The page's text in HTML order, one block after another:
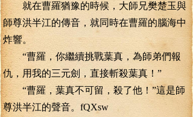
就在曹羅猶豫的時候，大師兄樊楚玉與
師尊洪半江的傳音，就同時在曹羅的腦海中
炸響。
“曹羅，你繼續挑戰葉真，為師弟們報
仇，用我的三元劍，直接斬殺葉真！”
“曹羅，葉真不可留，殺了他！”這是師
尊洪半江的聲音。fQXsw